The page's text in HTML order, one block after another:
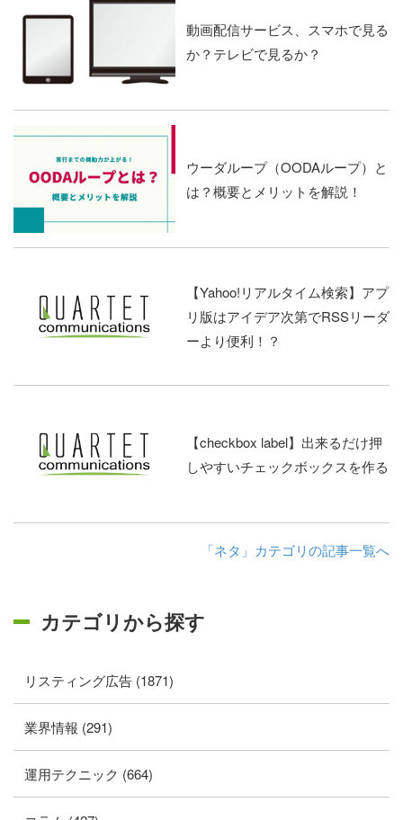
動画配信サービス、スマホで見る
か？テレビで見るか？
ウーダループ（OODAループ）と
は？概要とメリットを解説！
【Yahoo!リアルタイム検索】アプ
リ版はアイデア次第でRSSリーダ
ーより便利！？
【checkbox label】出来るだけ押
しやすいチェックボックスを作る
「ネタ」カテゴリの記事一覧へ
カテゴリから探す
リスティング広告 (1871)
業界情報 (291)
運用テクニック (664)